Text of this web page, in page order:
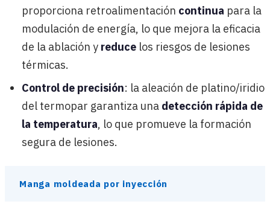
proporciona retroalimentación continua para la
modulación de energía, lo que mejora la eficacia
de la ablación y reduce los riesgos de lesiones
térmicas.
Control de precisión: la aleación de platino/iridio
del termopar garantiza una detección rápida de
la temperatura, lo que promueve la formación
segura de lesiones.
Manga moldeada por inyección